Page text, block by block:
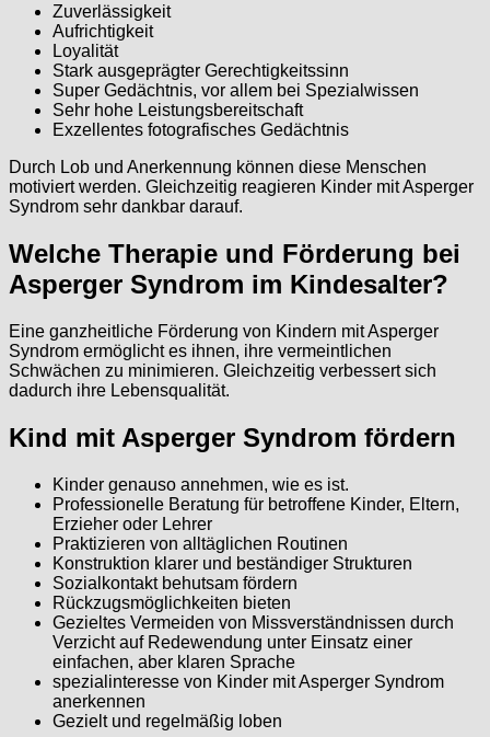
Zuverlässigkeit
Aufrichtigkeit
Loyalität
Stark ausgeprägter Gerechtigkeitssinn
Super Gedächtnis, vor allem bei Spezialwissen
Sehr hohe Leistungsbereitschaft
Exzellentes fotografisches Gedächtnis
Durch Lob und Anerkennung können diese Menschen
motiviert werden. Gleichzeitig reagieren Kinder mit Asperger
Syndrom sehr dankbar darauf.
Welche Therapie und Förderung bei
Asperger Syndrom im Kindesalter?
Eine ganzheitliche Förderung von Kindern mit Asperger
Syndrom ermöglicht es ihnen, ihre vermeintlichen
Schwächen zu minimieren. Gleichzeitig verbessert sich
dadurch ihre Lebensqualität.
Kind mit Asperger Syndrom fördern
Kinder genauso annehmen, wie es ist.
Professionelle Beratung für betroffene Kinder, Eltern,
Erzieher oder Lehrer
Praktizieren von alltäglichen Routinen
Konstruktion klarer und beständiger Strukturen
Sozialkontakt behutsam fördern
Rückzugsmöglichkeiten bieten
Gezieltes Vermeiden von Missverständnissen durch
Verzicht auf Redewendung unter Einsatz einer
einfachen, aber klaren Sprache
spezialinteresse von Kinder mit Asperger Syndrom
anerkennen
Gezielt und regelmäßig loben